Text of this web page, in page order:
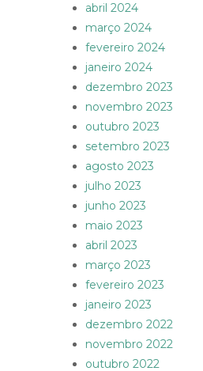
abril 2024
março 2024
fevereiro 2024
janeiro 2024
dezembro 2023
novembro 2023
outubro 2023
setembro 2023
agosto 2023
julho 2023
junho 2023
maio 2023
abril 2023
março 2023
fevereiro 2023
janeiro 2023
dezembro 2022
novembro 2022
outubro 2022